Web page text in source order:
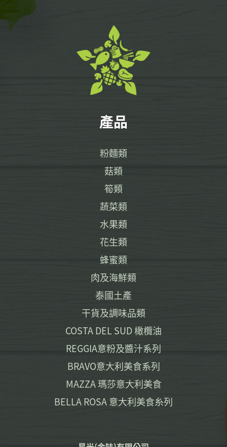
產品
粉麵類
菇類
筍類
蔬菜類
水果類
花生類
蜂蜜類
肉及海鮮類
泰國土產
干貨及調味品類
COSTA DEL SUD 橄欖油
REGGIA意粉及醬汁系列
BRAVO意大利美食系列
MAZZA 瑪莎意大利美食
BELLA ROSA 意大利美食糸列